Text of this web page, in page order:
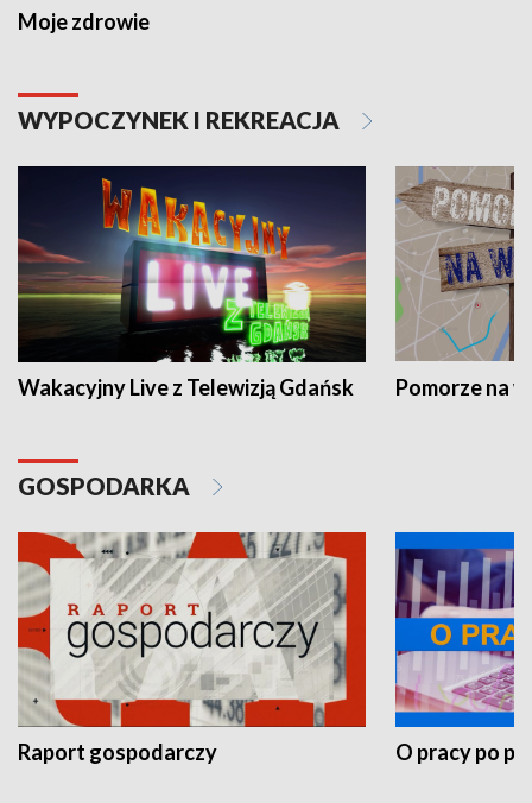
Moje zdrowie
WYPOCZYNEK I REKREACJA
Wakacyjny Live z Telewizją Gdańsk Pomorze na
GOSPODARKA
Raport gospodarczy O pracy po